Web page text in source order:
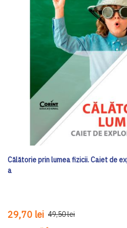
Călătorie prin lumea fizicii. Caiet de
a
29,70 lei 49,50 lei